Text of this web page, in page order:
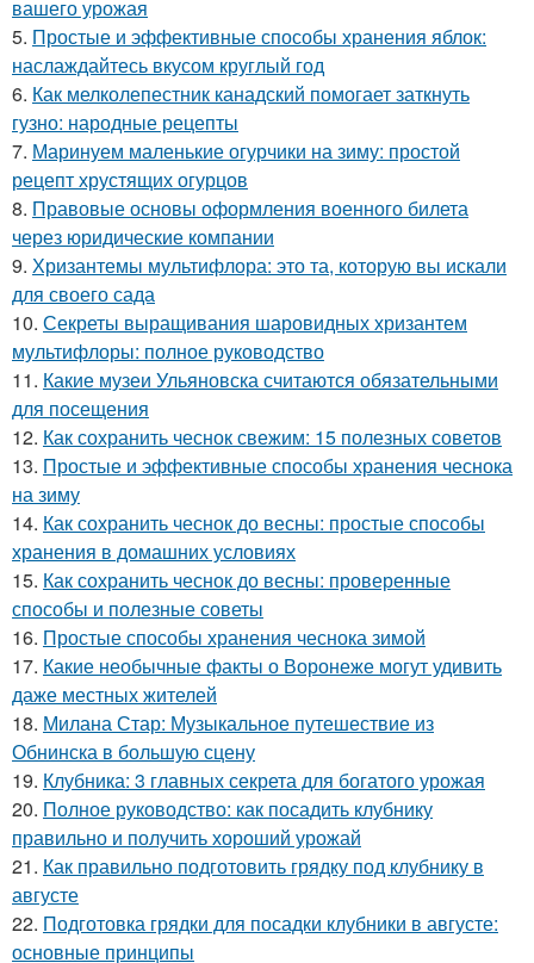
вашего урожая
5. Простые и эффективные способы хранения яблок:
наслаждайтесь вкусом круглый год
6. Как мелколепестник канадский помогает заткнуть
гузно: народные рецепты
7. Маринуем маленькие огурчики на зиму: простой
рецепт хрустящих огурцов
8. Правовые основы оформления военного билета
через юридические компании
9. Хризантемы мультифлора: это та, которую вы искали
для своего сада
10. Секреты выращивания шаровидных хризантем
мультифлоры: полное руководство
11. Какие музеи Ульяновска считаются обязательными
для посещения
12. Как сохранить чеснок свежим: 15 полезных советов
13. Простые и эффективные способы хранения чеснока
на зиму
14. Как сохранить чеснок до весны: простые способы
хранения в домашних условиях
15. Как сохранить чеснок до весны: проверенные
способы и полезные советы
16. Простые способы хранения чеснока зимой
17. Какие необычные факты о Воронеже могут удивить
даже местных жителей
18. Милана Стар: Музыкальное путешествие из
Обнинска в большую сцену
19. Клубника: 3 главных секрета для богатого урожая
20. Полное руководство: как посадить клубнику
правильно и получить хороший урожай
21. Как правильно подготовить грядку под клубнику в
августе
22. Подготовка грядки для посадки клубники в августе:
основные принципы